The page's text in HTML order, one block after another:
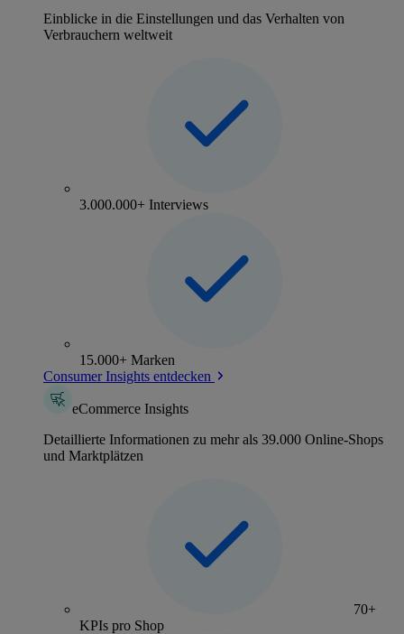
Einblicke in die Einstellungen und das Verhalten von
Verbrauchern weltweit
3.000.000+ Interviews
15.000+ Marken
Consumer Insights entdecken
eCommerce Insights
Detaillierte Informationen zu mehr als 39.000 Online-Shops
und Marktplätzen
70+
KPIs pro Shop